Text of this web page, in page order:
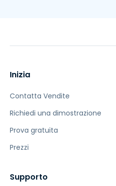
Inizia
Contatta Vendite
Richiedi una dimostrazione
Prova gratuita
Prezzi
Supporto